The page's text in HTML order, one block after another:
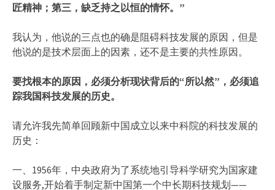
匠精神；第三，缺乏持之以恒的情怀。”
我认为，他说的三点也的确是阻碍科技发展的原因，但是
他说的是技术层面上的因素，还不是主要的共性原因。
要找根本的原因，必须分析现状背后的“所以然”，必须追
踪我国科技发展的历史。
请允许我先简单回顾新中国成立以来中科院的科技发展的
历史：
一、1956年，中央政府为了系统地引导科学研究为国家建
设服务,开始着手制定新中国第一个中长期科技规划——